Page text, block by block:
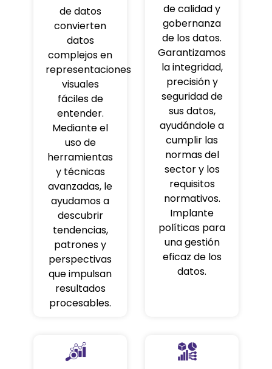
de datos
convierten
datos
complejos en
representaciones
visuales
fáciles de
entender.
Mediante el
uso de
herramientas
y técnicas
avanzadas, le
ayudamos a
descubrir
tendencias,
patrones y
perspectivas
que impulsan
resultados
procesables.
de calidad y
gobernanza
de los datos.
Garantizamos
la integridad,
precisión y
seguridad de
sus datos,
ayudándole a
cumplir las
normas del
sector y los
requisitos
normativos.
Implante
políticas para
una gestión
eficaz de los
datos.